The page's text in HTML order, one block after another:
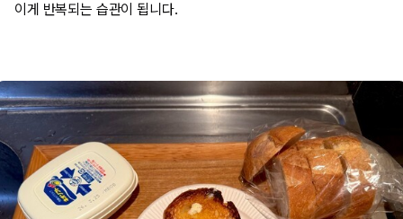
이게 반복되는 습관이 됩니다.